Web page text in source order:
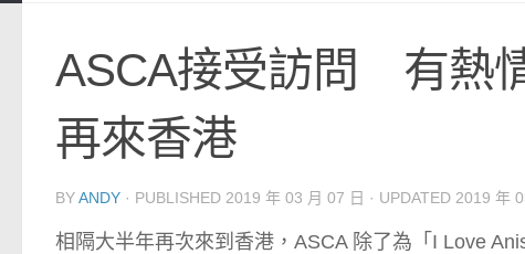
ASCA接受訪問 有熱
再來香港
BYANDY · PUBLISHED 2019 年 03 月 07 日 · UPDATED 2019 年
相隔大半年再次來到香港，ASCA 除了為「I Love